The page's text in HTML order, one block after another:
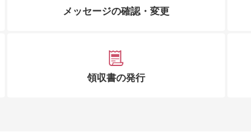
メッセージの確認・変更
領収書の発行